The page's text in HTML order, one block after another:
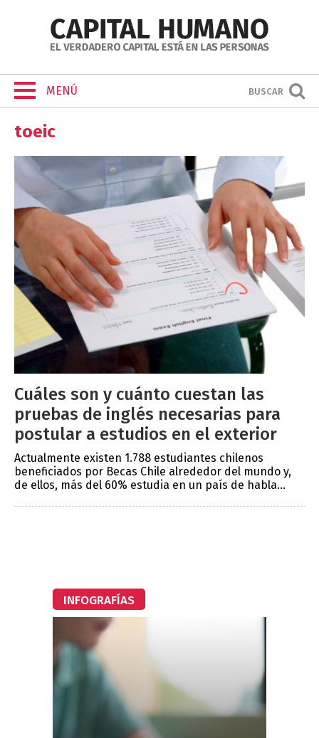
MENÚ BUSCAR
toeic
Cuáles son y cuánto cuestan las
pruebas de inglés necesarias para
postular a estudios en el exterior
Actualmente existen 1.788 estudiantes chilenos
beneficiados por Becas Chile alrededor del mundo y,
de ellos, más del 60% estudia en un país de habla...
INFOGRAFÍAS